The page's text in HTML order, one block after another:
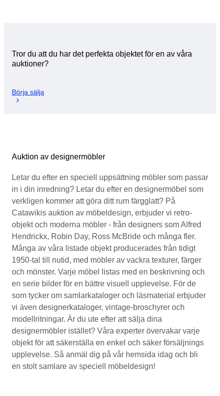
Tror du att du har det perfekta objektet för en av våra
auktioner?
Börja sälja
Auktion av designermöbler
Letar du efter en speciell uppsättning möbler som passar
in i din inredning? Letar du efter en designermöbel som
verkligen kommer att göra ditt rum färgglatt? På
Catawikis auktion av möbeldesign, erbjuder vi retro-
objekt och moderna möbler - från designers som Alfred
Hendrickx, Robin Day, Ross McBride och många fler.
Många av våra listade objekt producerades från tidigt
1950-tal till nutid, med möbler av vackra texturer, färger
och mönster. Varje möbel listas med en beskrivning och
en serie bilder för en bättre visuell upplevelse. För de
som tycker om samlarkataloger och läsmaterial erbjuder
vi även designerkataloger, vintage-broschyrer och
modellritningar. Är du ute efter att sälja dina
designermöbler istället? Våra experter övervakar varje
objekt för att säkerställa en enkel och säker försäljnings
upplevelse. Så anmäl dig på vår hemsida idag och bli
en stolt samlare av speciell möbeldesign!